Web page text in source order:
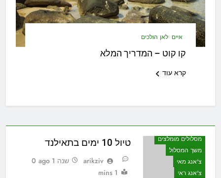
איים לאן הולכים
קו קוט – המדריך המלא
קרא עוד
מסלולים מומלצים
משך המסלול
צ'אנג מאי
צ'אנג ראי
טיול 10 ימים בתאילנד
arikziv שנה 1 ago
0
1 mins